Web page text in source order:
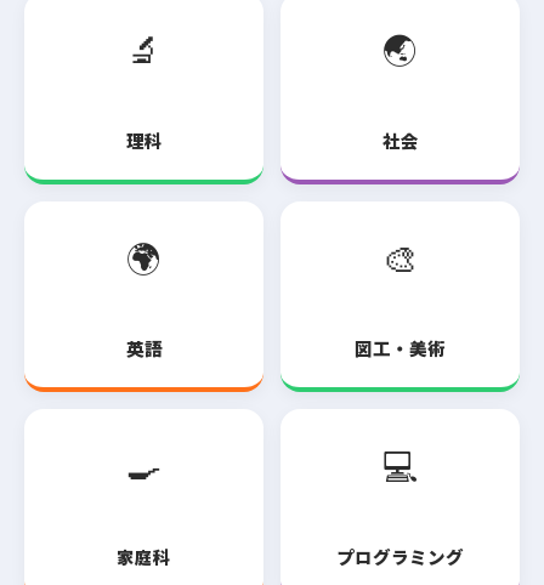
🔬
理科
🌏
社会
🌍
英語
🎨
図工・美術
🍳
家庭科
💻
プログラミング